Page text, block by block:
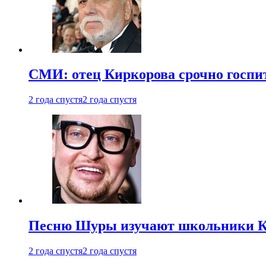
СМИ: отец Киркорова срочно
2 года спустя2 года спустя
Песню Шуры изучают школьники
2 года спустя2 года спустя